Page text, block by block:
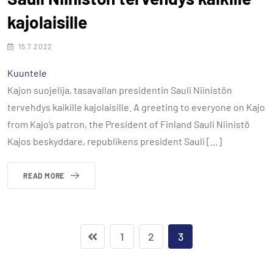
kajolaisille
15.7.2022
Kuuntele
Kajon suojelija, tasavallan presidentin Sauli Niinistön
tervehdys kaikille kajolaisille. A greeting to everyone on Kajo
from Kajo’s patron, the President of Finland Sauli Niinistö
Kajos beskyddare, republikens president Sauli […]
READ MORE
1 2 3